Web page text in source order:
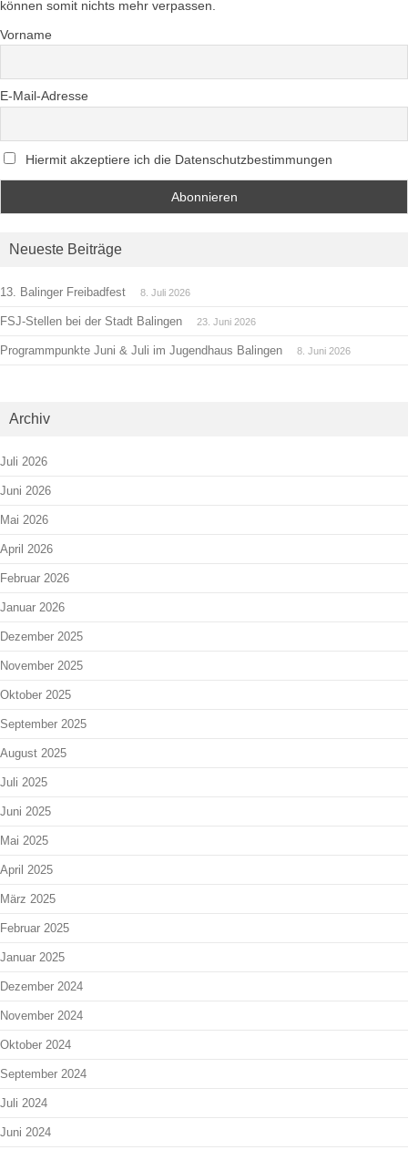
können somit nichts mehr verpassen.
Vorname
E-Mail-Adresse
Hiermit akzeptiere ich die Datenschutzbestimmungen
Neueste Beiträge
13. Balinger Freibadfest 8. Juli 2026
FSJ-Stellen bei der Stadt Balingen 23. Juni 2026
Programmpunkte Juni & Juli im Jugendhaus Balingen 8. Juni 2026
Archiv
Juli 2026
Juni 2026
Mai 2026
April 2026
Februar 2026
Januar 2026
Dezember 2025
November 2025
Oktober 2025
September 2025
August 2025
Juli 2025
Juni 2025
Mai 2025
April 2025
März 2025
Februar 2025
Januar 2025
Dezember 2024
November 2024
Oktober 2024
September 2024
Juli 2024
Juni 2024